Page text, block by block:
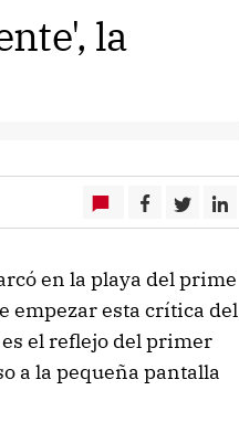
la
en la playa del prime
empezar esta crítica del
el reflejo del primer
a la pequeña pantalla